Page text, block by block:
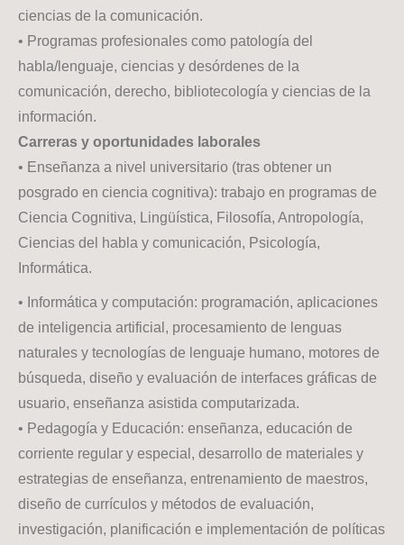
ciencias de la comunicación.
• Programas profesionales como patología del
habla/lenguaje, ciencias y desórdenes de la
comunicación, derecho, bibliotecología y ciencias de la
información.
Carreras y oportunidades laborales
• Enseñanza a nivel universitario (tras obtener un
posgrado en ciencia cognitiva): trabajo en programas de
Ciencia Cognitiva, Lingüística, Filosofía, Antropología,
Ciencias del habla y comunicación, Psicología,
Informática.
• Informática y computación: programación, aplicaciones
de inteligencia artificial, procesamiento de lenguas
naturales y tecnologías de lenguaje humano, motores de
búsqueda, diseño y evaluación de interfaces gráficas de
usuario, enseñanza asistida computarizada.
• Pedagogía y Educación: enseñanza, educación de
corriente regular y especial, desarrollo de materiales y
estrategias de enseñanza, entrenamiento de maestros,
diseño de currículos y métodos de evaluación,
investigación, planificación e implementación de políticas